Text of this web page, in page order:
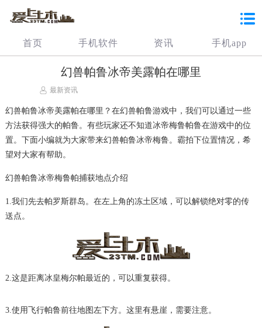
首页 手机软件 资讯 手机app
幻兽帕鲁冰帝美露帕在哪里
最新资讯
幻兽帕鲁冰帝美露帕在哪里？在幻兽帕鲁游戏中，我们可以通过一些
方法获得强大的帕鲁。有些玩家还不知道冰帝梅鲁帕鲁在游戏中的位
置。下面小编就为大家带来幻兽帕鲁冰帝梅鲁。霸拍下位置情况，希
望对大家有帮助。
幻兽帕鲁冰帝梅鲁帕捕获地点介绍
1.我们先去帕罗斯群岛。在左上角的冻土区域，可以解锁绝对零的传
送点。
2.这是距离冰皇梅尔帕最近的，可以重复获得。
3.使用飞行帕鲁前往地图左下方。这里有悬崖，需要注意。